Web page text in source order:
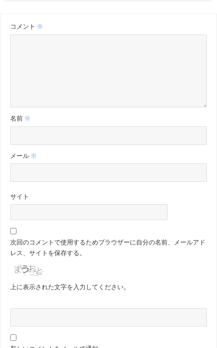
コメント ※
名前 ※
メール ※
サイト
次回のコメントで使用するためブラウザーに自分の名前、メールアド
レス、サイトを保存する。
上に表示された文字を入力してください。